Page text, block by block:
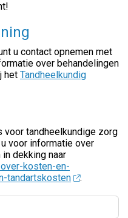
u contact opnemen met
over behandelingen
het Tandheelkundig
voor tandheelkundige zorg
voor informatie over
dekking naar
kosten-en-
tandartskosten
.